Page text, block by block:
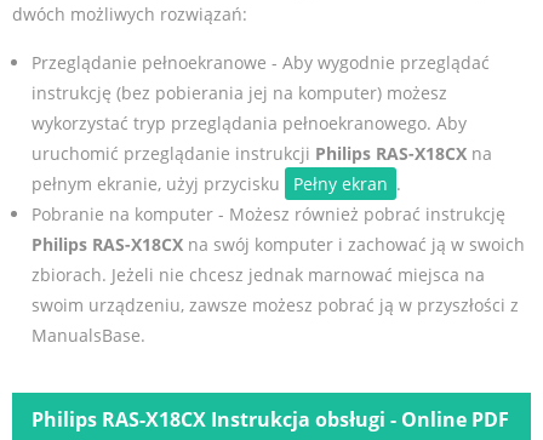
dwóch możliwych rozwiązań:
Przeglądanie pełnoekranowe - Aby wygodnie przeglądać
instrukcję (bez pobierania jej na komputer) możesz
wykorzystać tryp przeglądania pełnoekranowego. Aby
uruchomić przeglądanie instrukcji Philips RAS-X18CXna
pełnym ekranie, użyj przycisku
Pełny ekran .
Pobranie na komputer - Możesz również pobrać instrukcję
Philips RAS-X18CXna swój komputer i zachować ją w swoich
zbiorach. Jeżeli nie chcesz jednak marnować miejsca na
swoim urządzeniu, zawsze możesz pobrać ją w przyszłości z
ManualsBase.
Philips RAS-X18CX Instrukcja obsługi - Online PDF